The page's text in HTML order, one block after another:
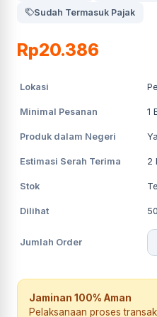
Sudah Termasuk Pajak
Rp20.386
Lokasi
Minimal Pesanan 1
Produk dalam Negeri Ya
Estimasi Serah Terima 2
Stok
Dilihat
Jumlah Order
Jaminan 100% Aman
Pelaksanaan proses